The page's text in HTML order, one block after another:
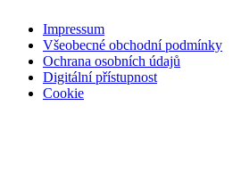
Impressum
Všeobecné obchodní podmínky
Ochrana osobních údajů
Digitální přístupnost
Cookie